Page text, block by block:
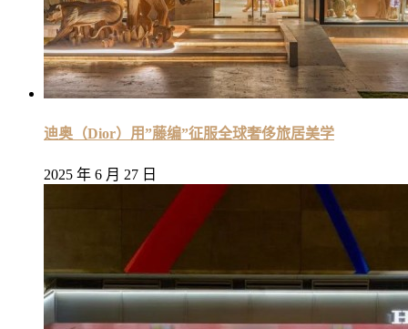
迪奥（Dior）用”藤编”征服全球奢侈旅居美学
2025 年 6 月 27 日